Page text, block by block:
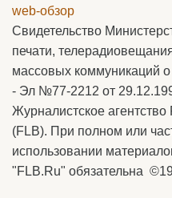
web-обзор
Свидетельство
печати,
массовых коммуникаций
- Эл №77-2212 от
Журналистское
(FLB). При полном или
использовании
"FLB.Ru" обязательна